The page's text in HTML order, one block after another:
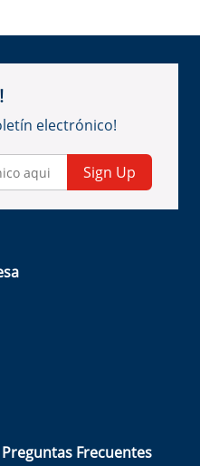
electrónico!
Sign Up
Frecuentes